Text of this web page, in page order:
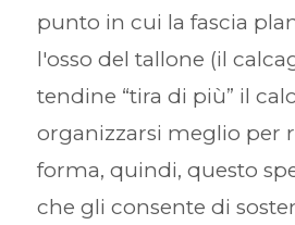
punto in cui la fascia
l'osso del tallone (il
tendine “tira di più” il
organizzarsi meglio per
forma, quindi, questo
che gli consente di